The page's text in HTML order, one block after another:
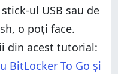
ul USB sau de
o poți face.
din acest tutorial:
BitLocker To Go și